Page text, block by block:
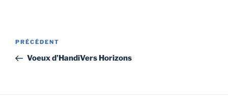
PRÉCÉDENT
Voeux d’HandiVers Horizons